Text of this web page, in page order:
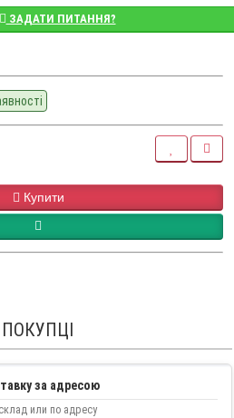
ЗАДАТИ ПИТАННЯ?
Купити
за адресою
или по адресу